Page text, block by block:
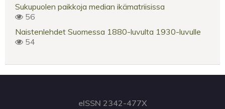
Sukupuolen paikkoja median ikämatriisissa
56
Naistenlehdet Suomessa 1880-luvulta 1930-luvulle
54
eISSN 2342-477X